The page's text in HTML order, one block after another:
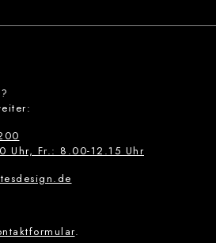
Uhr, Fr.: 8.00-12.15 Uhr
.